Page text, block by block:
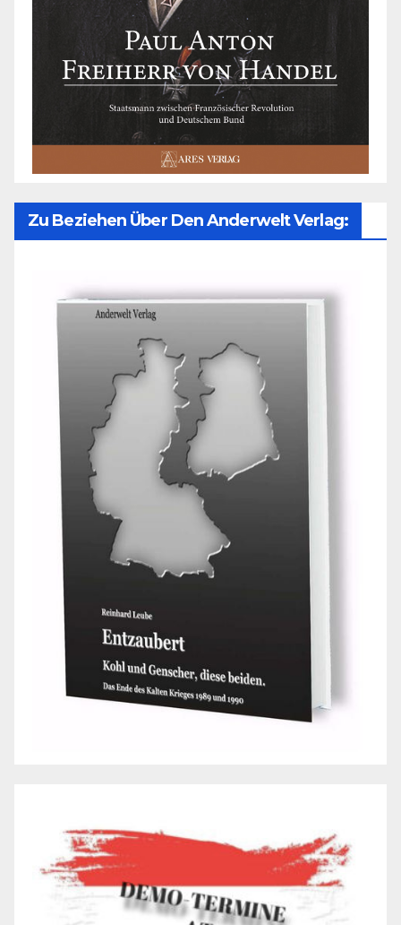
Zu Beziehen Über Den Anderwelt Verlag: